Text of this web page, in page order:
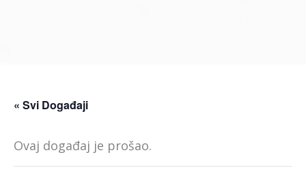
« Svi Događaji
Ovaj događaj je prošao.